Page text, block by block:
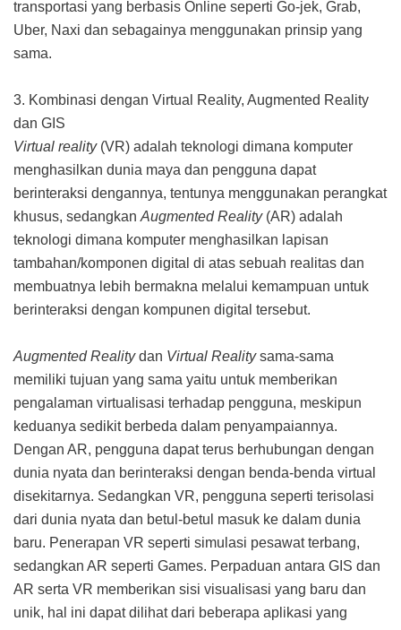
transportasi yang berbasis Online seperti Go-jek, Grab,
Uber, Naxi dan sebagainya menggunakan prinsip yang
sama.
3. Kombinasi dengan Virtual Reality, Augmented Reality
dan GIS
Virtual reality(VR) adalah teknologi dimana komputer
menghasilkan dunia maya dan pengguna dapat
berinteraksi dengannya, tentunya menggunakan perangkat
khusus, sedangkan Augmented Reality (AR) adalah
teknologi dimana komputer menghasilkan lapisan
tambahan/komponen digital di atas sebuah realitas dan
membuatnya lebih bermakna melalui kemampuan untuk
berinteraksi dengan kompunen digital tersebut.
Augmented Realitydan Virtual Realitysama-sama
memiliki tujuan yang sama yaitu untuk memberikan
pengalaman virtualisasi terhadap pengguna, meskipun
keduanya sedikit berbeda dalam penyampaiannya.
Dengan AR, pengguna dapat terus berhubungan dengan
dunia nyata dan berinteraksi dengan benda-benda virtual
disekitarnya. Sedangkan VR, pengguna seperti terisolasi
dari dunia nyata dan betul-betul masuk ke dalam dunia
baru. Penerapan VR seperti simulasi pesawat terbang,
sedangkan AR seperti Games. Perpaduan antara GIS dan
AR serta VR memberikan sisi visualisasi yang baru dan
unik, hal ini dapat dilihat dari beberapa aplikasi yang